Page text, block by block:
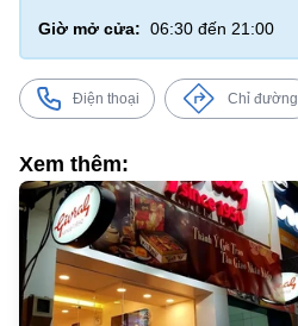
Giờ mở cửa: 06:30 đến 21:00
Điện thoại Chỉ đường
Xem thêm: